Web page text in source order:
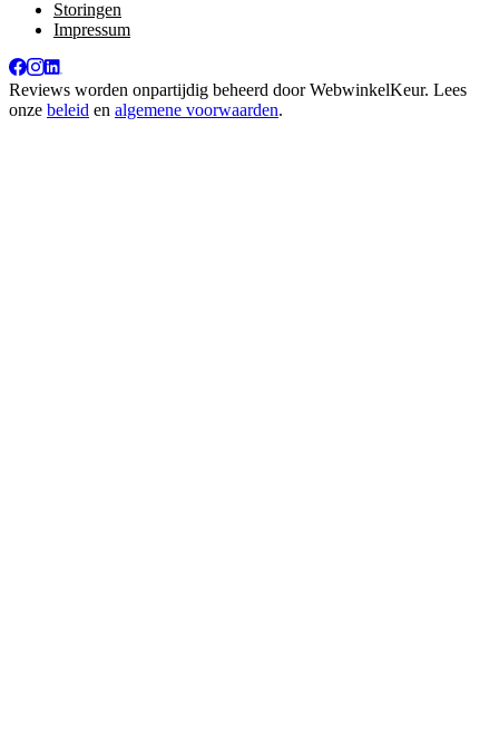
Storingen
Impressum
Reviews worden onpartijdig beheerd doorWebwinkelKeur. Lees
onze beleid en algemene voorwaarden.